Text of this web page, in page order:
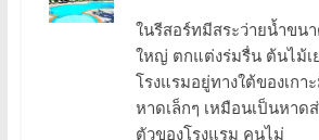
ในรีสอร์ทมีสระว่ายน้ำขน
ใหญ่ ตกแต่งร่มรื่น ต้นไม้เ
โรงแรมอยู่ทางใต้ของเกา
หาดเล็กๆ เหมือนเป็นหาด
ตัวของโรงแรม คนไม่